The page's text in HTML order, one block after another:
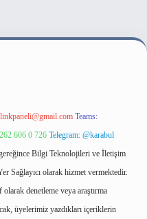
Teams:
606 0 726 Telegram: @karabul
Bilgi Teknolojileri ve İletişim
Sağlayıcı olarak hizmet vermektedir.
denetleme veya araştırma
üyelerimiz yazdıkları içeriklerin